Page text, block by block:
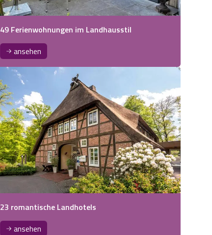
49 Ferienwohnungen im Landhausstil
ansehen
23 romantische Landhotels
ansehen